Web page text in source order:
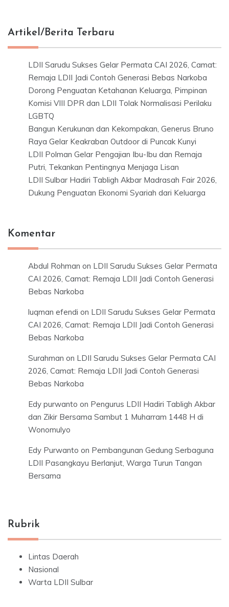
Artikel/Berita Terbaru
LDII Sarudu Sukses Gelar Permata CAI 2026, Camat:
Remaja LDII Jadi Contoh Generasi Bebas Narkoba
Dorong Penguatan Ketahanan Keluarga, Pimpinan
Komisi VIII DPR dan LDII Tolak Normalisasi Perilaku
LGBTQ
Bangun Kerukunan dan Kekompakan, Generus Bruno
Raya Gelar Keakraban Outdoor di Puncak Kunyi
LDII Polman Gelar Pengajian Ibu-Ibu dan Remaja
Putri, Tekankan Pentingnya Menjaga Lisan
LDII Sulbar Hadiri Tabligh Akbar Madrasah Fair 2026,
Dukung Penguatan Ekonomi Syariah dari Keluarga
Komentar
Abdul Rohman on LDII Sarudu Sukses Gelar Permata
CAI 2026, Camat: Remaja LDII Jadi Contoh Generasi
Bebas Narkoba
luqman efendi on LDII Sarudu Sukses Gelar Permata
CAI 2026, Camat: Remaja LDII Jadi Contoh Generasi
Bebas Narkoba
Surahman on LDII Sarudu Sukses Gelar Permata CAI
2026, Camat: Remaja LDII Jadi Contoh Generasi
Bebas Narkoba
Edy purwanto on Pengurus LDII Hadiri Tabligh Akbar
dan Zikir Bersama Sambut 1 Muharram 1448 H di
Wonomulyo
Edy Purwanto on Pembangunan Gedung Serbaguna
LDII Pasangkayu Berlanjut, Warga Turun Tangan
Bersama
Rubrik
Lintas Daerah
Nasional
Warta LDII Sulbar